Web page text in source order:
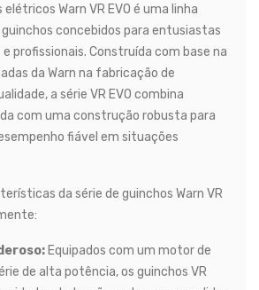
Warn VR EVO é uma linha
concebidos para entusiastas
profissionais. Construída com base na
da Warn na fabricação de
a série VR EVO combina
com uma construção robusta para
fiável em situações
da série de guinchos Warn VR
Equipados com um motor de
de alta potência, os guinchos VR